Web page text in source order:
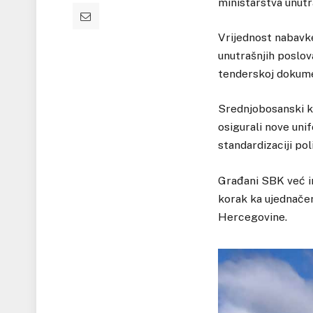
Vrijednost
unutrašnjih
tenderskoj
Srednjobosanski
osigurali nove
standardizaciji
Građani SBK već
korak ka
Hercegovine.